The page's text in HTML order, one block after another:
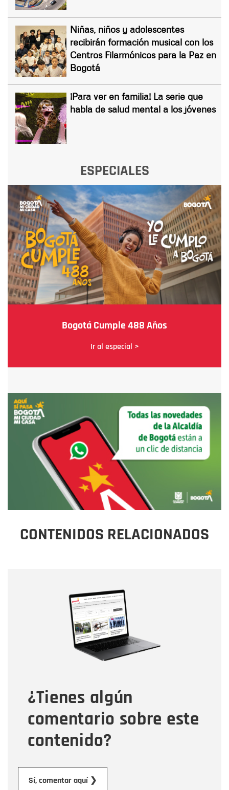
Niñas, niños y adolescentes
recibirán formación musical con los
Centros Filarmónicos para la Paz en
Bogotá
¡Para ver en familia! La serie que
habla de salud mental a los jóvenes
ESPECIALES
Bogotá Cumple 488 Años
Ir al especial >
CONTENIDOS RELACIONADOS
¿Tienes algún
comentario sobre este
contenido?
Sí, comentar aquí ❯
Correo electrónico
Tipo de comentario
Mensaje